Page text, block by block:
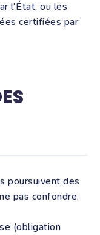
l'État, ou les
certifiées par
poursuivent des
pas confondre.
(obligation